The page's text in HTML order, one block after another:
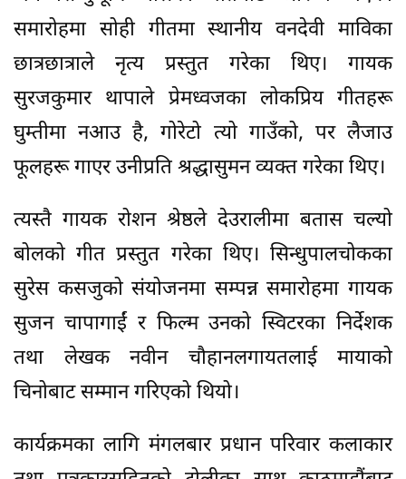
समारोहमा सोही गीतमा स्थानीय वनदेवी माविका
छात्रछात्राले नृत्य प्रस्तुत गरेका थिए। गायक
सुरजकुमार थापाले प्रेमध्वजका लोकप्रिय गीतहरू
घुम्तीमा नआउ है, गोरेटो त्यो गाउँको, पर लैजाउ
फूलहरू गाएर उनीप्रति श्रद्धासुमन व्यक्त गरेका थिए।
त्यस्तै गायक रोशन श्रेष्ठले देउरालीमा बतास चल्यो
बोलको गीत प्रस्तुत गरेका थिए। सिन्धुपालचोकका
सुरेस कसजुको संयोजनमा सम्पन्न समारोहमा गायक
सुजन चापागाईं र फिल्म उनको स्विटरका निर्देशक
तथा लेखक नवीन चौहानलगायतलाई मायाको
चिनोबाट सम्मान गरिएको थियो।
कार्यक्रमका लागि मंगलबार प्रधान परिवार कलाकार